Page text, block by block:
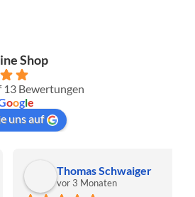
Shop
13 Bewertungen
oogle
uns auf